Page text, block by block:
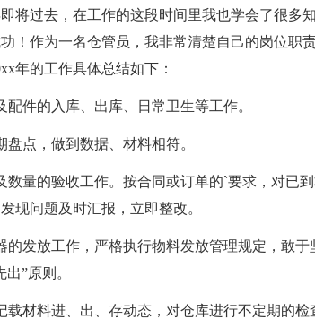
过去，在工作的这段时间里我也学会了很多
！作为一名仓管员，我非常清楚自己的岗位职
年的工作具体总结如下：
件的入库、出库、日常卫生等工作。
点，做到数据、材料相符。
量的验收工作。按合同或订单的`要求，对已
现问题及时汇报，立即整改。
发放工作，严格执行物料发放管理规定，敢于
”原则。
材料进、出、存动态，对仓库进行不定期的检